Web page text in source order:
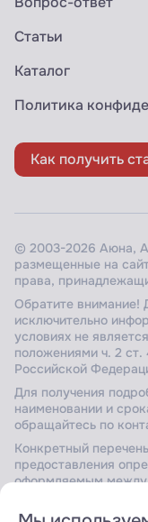
Статьи
Каталог
Политика
Как получить
© 2003-2026 Аюна,
размещенные на
права,
Обратите внимание!
исключительно
условиях не
положениями ч. 2 ст.
Российской
Для получения
наименовании и
обращайтесь по
Конкретный
предоставления
оформляемым между